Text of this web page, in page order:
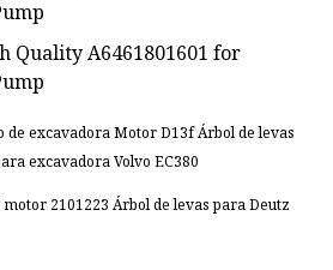
excavadora Motor D13f Árbol de levas
excavadora Volvo EC380
2101223 Árbol de levas para Deutz